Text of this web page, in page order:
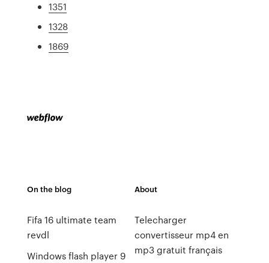
1351
1328
1869
On the blog
Fifa 16 ultimate team
revdl
Windows flash player 9
About
Telecharger
convertisseur mp4 en
mp3 gratuit français